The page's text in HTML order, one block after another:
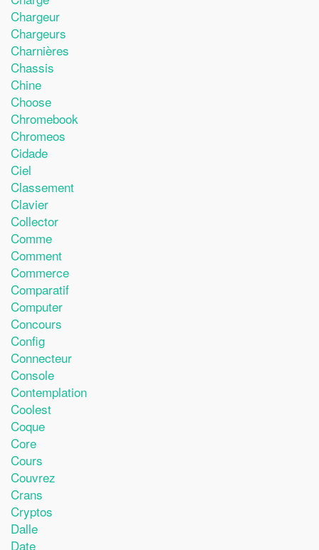
Chargeur
Chargeurs
Charnières
Chassis
Chine
Choose
Chromebook
Chromeos
Cidade
Ciel
Classement
Clavier
Collector
Comme
Comment
Commerce
Comparatif
Computer
Concours
Config
Connecteur
Console
Contemplation
Coolest
Coque
Core
Cours
Couvrez
Crans
Cryptos
Dalle
Date